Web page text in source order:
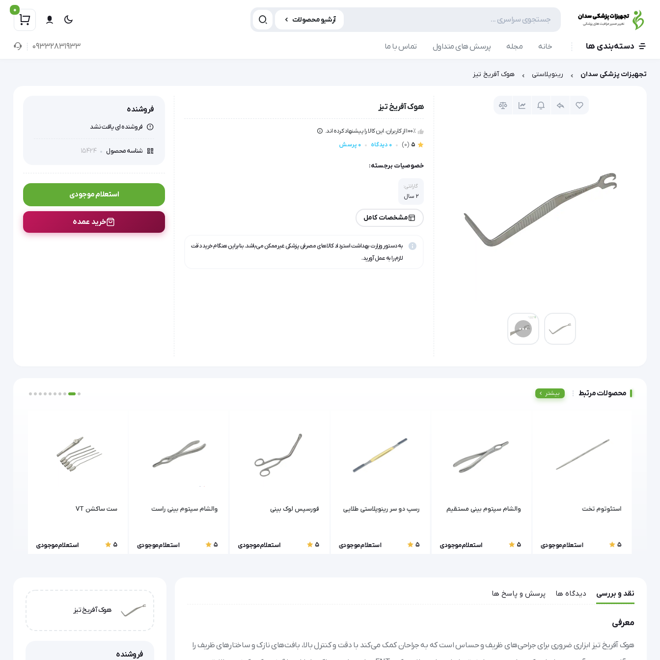
آرشیو محصولات
0
دسته‌بندی ها خانه مجله پرسش های متداول تماس با ما 09332831933
تجهیزات پزشکی سدان رینوپلاستی هوک آفریخ تیز
هوک آفریخ تیز
100٪ از کاربران، این کالا را پیشنهاد کرده اند.
5
(0) 0 دیدگاه 0 پرسش
خصوصیات برجسته:
گارانتی:
2 سال
مشخصات کامل
به دستور وزارت بهداشت استرداد کالاهای مصرفی پزشکی غیرممکن می‌باشد. بنابراین هنگام خرید دقت
لازم را به عمل آورید.
فروشنده
فروشنده ای یافت نشد
شناسه محصول 15424
استعلام موجودی
خرید عمده
محصولات مرتبط بیشتر
استئوتوم تخت
5 استعلام موجودی
والشام سپتوم بینی مستقیم
5 استعلام موجودی
رسپ دو سر رینوپلاستی طلایی
5 استعلام موجودی
فورسپس لوک بینی
5 استعلام موجودی
والشام سپتوم بینی راست
5 استعلام موجودی
ست ساکشن VT
5 استعلام موجودی
نقد و بررسی دیدگاه ها پرسش و پاسخ ها
معرفی
هوک آفریخ تیز ابزاری ضروری برای جراحی‌های ظریف و حساس است که به جراحان کمک می‌کند با دقت و کنترل بالا، بافت‌های نازک و ساختارهای ظریف را
هوک آفریخ تیز
فروشنده